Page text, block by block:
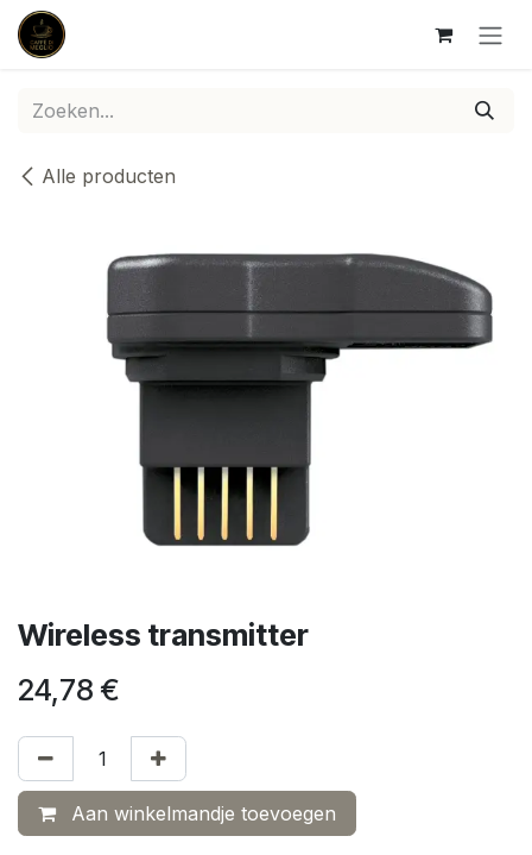
Overslaan naar inhoud
Alle producten
Wireless transmitter
24,78 €
Aan winkelmandje toevoegen